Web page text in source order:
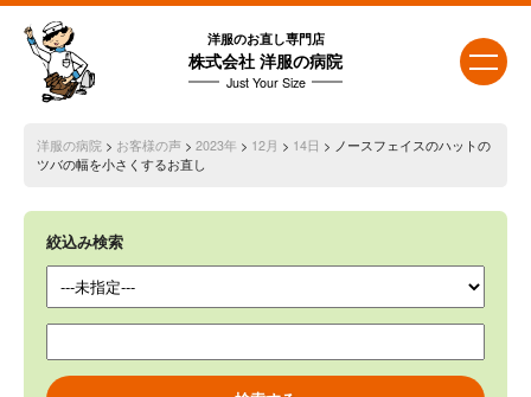
洋服のお直し専門店
株式会社 洋服の病院
Just Your Size
洋服の病院 > お客様の声> 2023年 > 12月 > 14日 > ノースフェイスのハットの
ツバの幅を小さくするお直し
絞込み検索